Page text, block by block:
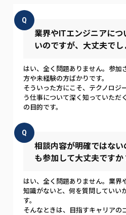
Q
業界やITエンジニアに
いのですが、大丈夫でし
はい、全く問題ありません。参加
方や未経験の方ばかりです。
そういった方にこそ、テクノロジ
う仕事について深く知っていただ
の目的です。
Q
相談内容が明確ではな
も参加して大丈夫ですか
はい、全く問題ありません。業界
知識がないと、何を質問していい
す。
そんなときは、目指すキャリアの